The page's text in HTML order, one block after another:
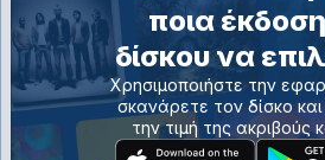
ποια
δίσκου να
Χρησιμοποιήστε την
σκανάρετε τον δίσκο
την τιμή της ακριβούς